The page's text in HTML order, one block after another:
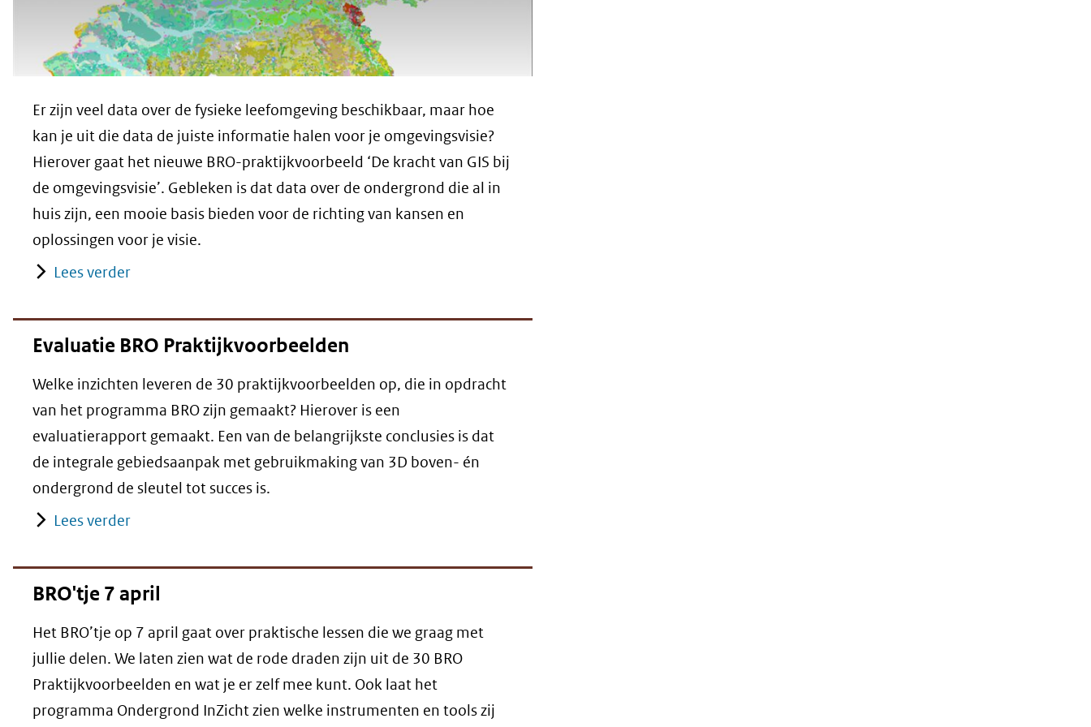
Er zijn veel data over de fysieke leefomgeving beschikbaar, maar hoe
kan je uit die data de juiste informatie halen voor je omgevingsvisie?
Hierover gaat het nieuwe BRO-praktijkvoorbeeld ‘De kracht van GIS bij
de omgevingsvisie’. Gebleken is dat data over de ondergrond die al in
huis zijn, een mooie basis bieden voor de richting van kansen en
oplossingen voor je visie.
Lees verder
Evaluatie BRO Praktijkvoorbeelden
Welke inzichten leveren de 30 praktijkvoorbeelden op, die in opdracht
van het programma BRO zijn gemaakt? Hierover is een
evaluatierapport gemaakt. Een van de belangrijkste conclusies is dat
de integrale gebiedsaanpak met gebruikmaking van 3D boven- én
ondergrond de sleutel tot succes is.
Lees verder
BRO'tje 7 april
Het BRO’tje op 7 april gaat over praktische lessen die we graag met
jullie delen. We laten zien wat de rode draden zijn uit de 30 BRO
Praktijkvoorbeelden en wat je er zelf mee kunt. Ook laat het
programma Ondergrond InZicht zien welke instrumenten en tools zij